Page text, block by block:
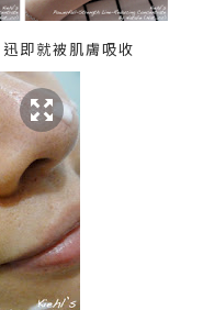
即就被肌膚吸收